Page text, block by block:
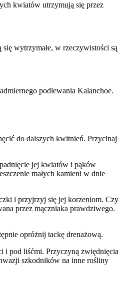
kwiatów utrzymują się przez
wytrzymałe, w rzeczywistości są
podlewania Kalanchoe.
do dalszych kwitnień. Przycinaj
jej kwiatów i pąków
małych kamieni w dnie
i przyjrzyj się jej korzeniom. Czy
przez mączniaka prawdziwego.
opróżnij tackę drenażową.
i pod liśćmi. Przyczyną zwiędnięcia
szkodników na inne rośliny